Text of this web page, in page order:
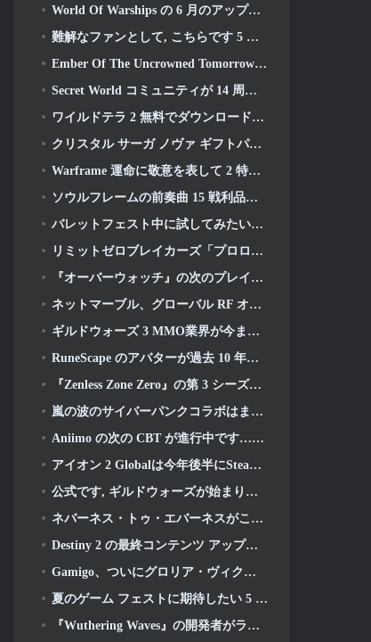
World Of Warships の 6 月のアップデートで米国独立記念日を新しいナラティブ キャンペーンで祝う
難解なファンとして, こちらです 5 ライオット MMO に見たいもの
Ember Of The Uncrowned Tomorrow の Steam Next Fest デモを事前ダウンロードできます
Secret World コミュニティが 14 周年を祝い、一緒に解決しなければならない謎を発表
ワイルドテラ 2 無料でダウンロード可能 (そしてキープ) 期間限定
クリスタル サーガ ノヴァ ギフトパック キープレゼント
Warframe 運命に敬意を表して 2 特別なゲーム内アクティビティとタイトル付き
ソウルフレームの前奏曲 15 戦利品と釣りを再構築するアップデート
バレットフェスト中に試してみたい無料プレイゲーム 5 選
リミットゼロブレイカーズ「プロローグテスト」本日開始
『オーバーウォッチ』の次のプレイアブルキャラクターは過労のサイボーグ犯罪ボスになるようだ
ネットマーブル、グローバル RF オンラインの次回開始日を発表
ギルドウォーズ 3 MMO業界が今まさに必要としているものかもしれない
RuneScape のアバターが過去 10 年間で最大のビジュアルアップデートで全面的に刷新される
『Zenless Zone Zero』の第 3 シーズンは、天空のバンブー島への旅から始まります, そしてSteamプラットフォームへ
嵐の波のサイバーパンクコラボはまさに私がビデオゲームのクロスオーバーイベントに求めていたものです
Aniimo の次の CBT が進行中です…そして, 正式な開始期間があります
アイオン 2 Globalは今年後半にSteamとPurpleで発売予定
公式です, ギルドウォーズが始まります 3
ネバーネス・トゥ・エバーネスがこんなに早くポルシェコラボガチャをやるのは間違いだったかもしれないと思った, でも私は間違っていた
Destiny 2 の最終コンテンツ アップデートのトレーラーは雄叫びを上げています
Gamigo、ついにグロリア・ヴィクティスの復帰日を明らかに, 二度目も生き残れるか?
夏のゲーム フェストに期待したい 5 つの基本プレイ無料ゲーム
『Wuthering Waves』の開発者がラハイとロイのメカ戦闘シーケンスの作成について議論